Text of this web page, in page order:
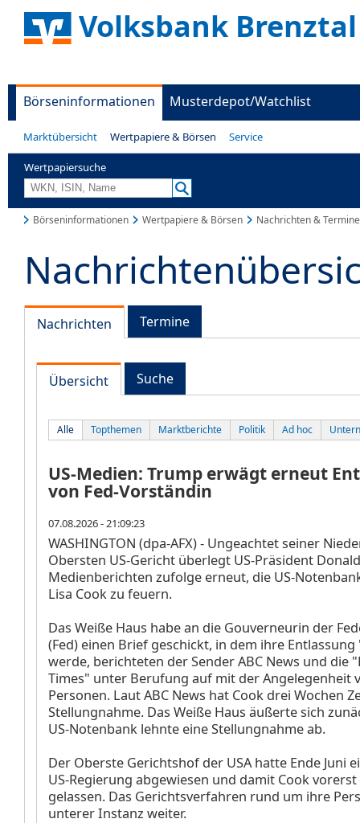
Volksbank Brenztal
Börseninformationen Musterdepot/Watchlist
Marktübersicht Wertpapiere & Börsen Service
Wertpapiersuche
Börseninformationen Wertpapiere & Börsen Nachrichten & Termine
Nachrichten Termine
Übersicht Suche
Alle Topthemen Marktberichte Politik Ad hoc
US-Medien: Trump erwägt erneut
von Fed-Vorständin
07.08.2026 - 21:09:23
WASHINGTON (dpa-AFX) - Ungeachtet seiner
Obersten US-Gericht überlegt US-Präsident
Medienberichten zufolge erneut, die US-
Lisa Cook zu feuern.
Das Weiße Haus habe an die Gouverneurin der
(Fed) einen Brief geschickt, in dem ihre
werde, berichteten der Sender ABC News und die
Times" unter Berufung auf mit der Angelegenheit
Personen. Laut ABC News hat Cook drei Wochen
Stellungnahme. Das Weiße Haus äußerte sich
US-Notenbank lehnte eine Stellungnahme ab.
Der Oberste Gerichtshof der USA hatte Ende Juni
US-Regierung abgewiesen und damit Cook
gelassen. Das Gerichtsverfahren rund um ihre
unterer Instanz weiter.